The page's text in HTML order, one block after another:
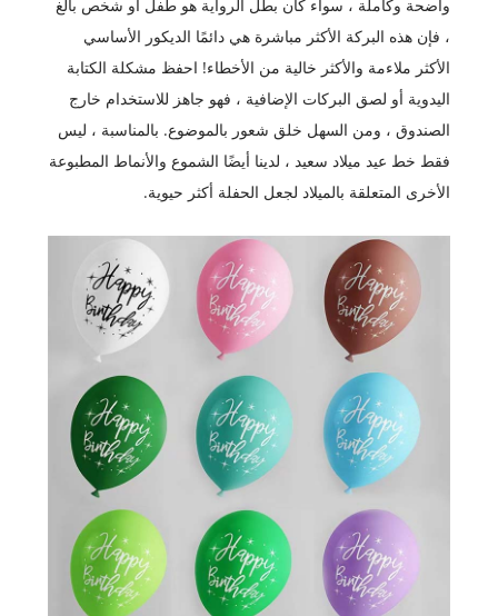
واضحة وكاملة ، سواء كان بطل الرواية هو طفل أو شخص بالغ
، فإن هذه البركة الأكثر مباشرة هي دائمًا الديكور الأساسي
الأكثر ملاءمة والأكثر خالية من الأخطاء! احفظ مشكلة الكتابة
اليدوية أو لصق البركات الإضافية ، فهو جاهز للاستخدام خارج
الصندوق ، ومن السهل خلق شعور بالموضوع. بالمناسبة ، ليس
فقط خط عيد ميلاد سعيد ، لدينا أيضًا الشموع والأنماط المطبوعة
الأخرى المتعلقة بالميلاد لجعل الحفلة أكثر حيوية.